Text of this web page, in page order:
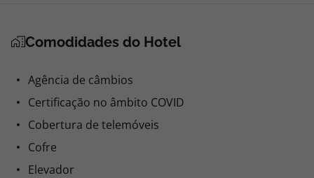
Comodidades do Hotel
Agência de câmbios
Certificação no âmbito COVID
Cobertura de telemóveis
Cofre
Elevador